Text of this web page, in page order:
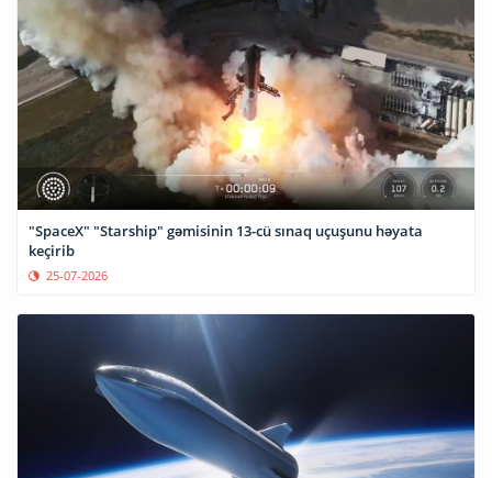
"SpaceX" "Starship" gəmisinin 13-cü sınaq uçuşunu həyata
keçirib
25-07-2026